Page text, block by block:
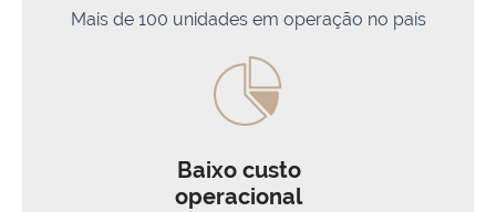
Mais de 100 unidades em operação no país
Baixo custo
operacional